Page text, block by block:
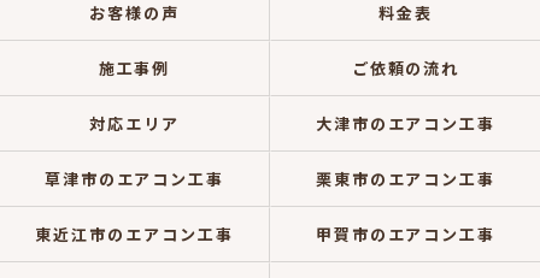
お客様の声 料金表
施工事例 ご依頼の流れ
対応エリア 大津市のエアコン工事
草津市のエアコン工事 栗東市のエアコン工事
東近江市のエアコン工事 甲賀市のエアコン工事